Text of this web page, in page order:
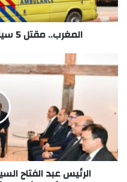
المغرب.. مقتل 5 سياح إسرائيليين بحادث سير
الرئيس عبد الفتاح